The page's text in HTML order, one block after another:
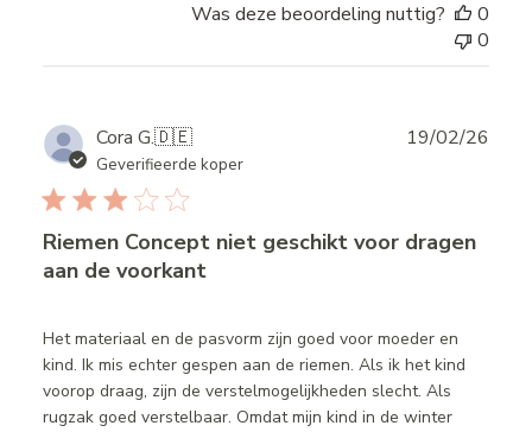
Was deze beoordeling nuttig?
0
0
Cora G.🇩🇪
Geverifieerde koper
Riemen Concept niet geschikt voor dragen
aan de voorkant
Het materiaal en de pasvorm zijn goed voor moeder en
kind. Ik mis echter gespen aan de riemen. Als ik het kind
voorop draag, zijn de verstelmogelijkheden slecht. Als
rugzak goed verstelbaar. Omdat mijn kind in de winter
19/02/26